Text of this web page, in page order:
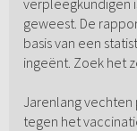
verpleegkundigen
geweest. De
basis van een
ingeënt. Zoek het
Jarenlang
tegen het